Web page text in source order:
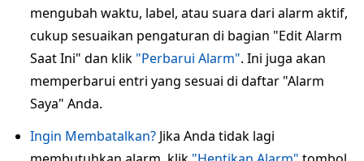
mengubah waktu, label, atau suara dari alarm aktif,
cukup sesuaikan pengaturan di bagian "Edit Alarm
Saat Ini" dan klik "Perbarui Alarm". Ini juga akan
memperbarui entri yang sesuai di daftar "Alarm
Saya" Anda.
Ingin Membatalkan? Jika Anda tidak lagi